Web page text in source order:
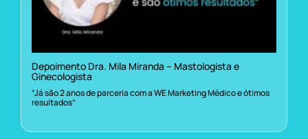
Depoimento Dra. Mila Miranda – Mastologista e
Ginecologista
“Já são 2 anos de parceria com a WE Marketing Médico e ótimos
resultados”